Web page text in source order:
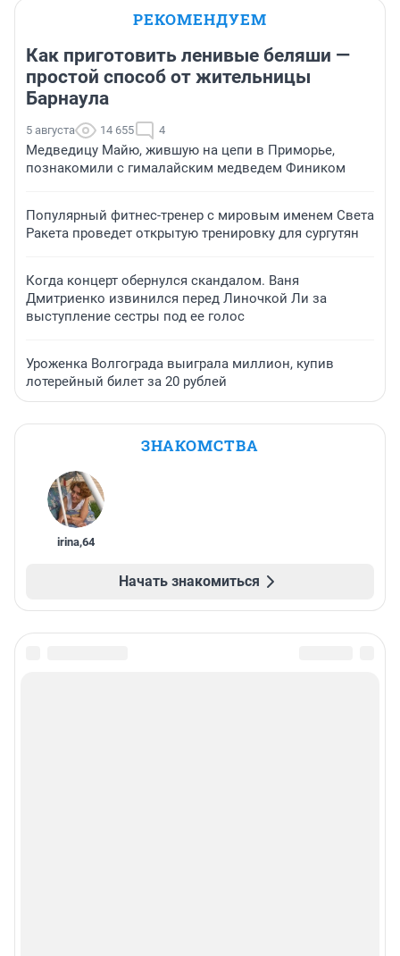
РЕКОМЕНДУЕМ
Как приготовить ленивые беляши —
простой способ от жительницы
Барнаула
5 августа 14 655 4
Медведицу Майю, жившую на цепи в Приморье,
познакомили с гималайским медведем Фиником
Популярный фитнес-тренер с мировым именем Света
Ракета проведет открытую тренировку для сургутян
Когда концерт обернулся скандалом. Ваня
Дмитриенко извинился перед Линочкой Ли за
выступление сестры под ее голос
Уроженка Волгограда выиграла миллион, купив
лотерейный билет за 20 рублей
ЗНАКОМСТВА
irina,64
Начать знакомиться